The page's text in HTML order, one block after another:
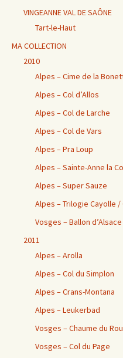
VINGEANNE VAL DE SAÔNE
Tart-le-Haut
MA COLLECTION
2010
Alpes – Cime de la
Alpes – Col d’Allos
Alpes – Col de Larche
Alpes – Col de Vars
Alpes – Pra Loup
Alpes – Sainte-Anne la
Alpes – Super Sauze
Alpes – Trilogie Cayolle /
Vosges – Ballon d’Alsace
2011
Alpes – Arolla
Alpes – Col du Simplon
Alpes – Crans-Montana
Alpes – Leukerbad
Vosges – Chaume du
Vosges – Col du Page